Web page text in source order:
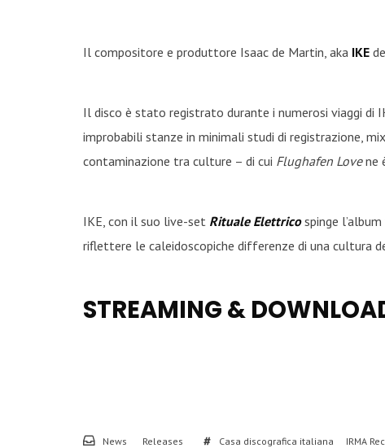
Il compositore e produttore Isaac de Martin, aka IKE
Il disco è stato registrato durante i numerosi viaggi di
improbabili stanze in minimali studi di registrazione,
contaminazione tra culture – di cui Flughafen Lovene
IKE, con il suo live-set Rituale Elettricospinge
riflettere le caleidoscopiche differenze di una cultura
STREAMING &
News Releases Casa discografica italiana IRMA